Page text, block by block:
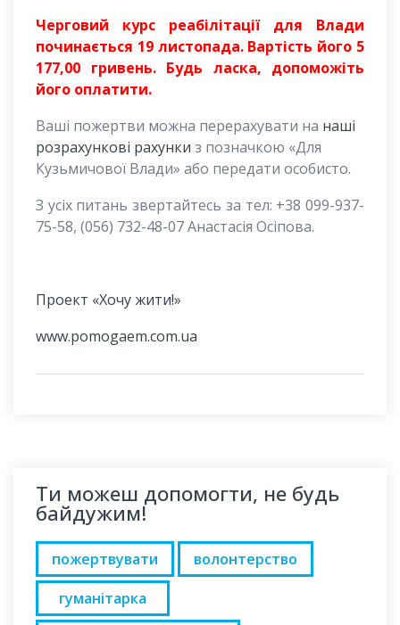
Черговий курс реабілітації для Влади
починається 19 листопада. Вартість його 5
177,00 гривень. Будь ласка, допоможіть
його оплатити.
Ваші пожертви можна перерахувати на наші
розрахункові рахунки з позначкою «Для
Кузьмичової Влади» або передати особисто.
З усіх питань звертайтесь за тел: +38 099-937-
75-58, (056) 732-48-07 Анастасія Осіпова.
Проект «Хочу жити!»
www.pomogaem.com.ua
Ти можеш допомогти, не будь
байдужим!
пожертвувати
волонтерство
гуманітарка